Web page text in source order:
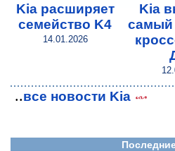
Kia расширяет
семейство K4
14.01.2026
Kia
..все новости Kia